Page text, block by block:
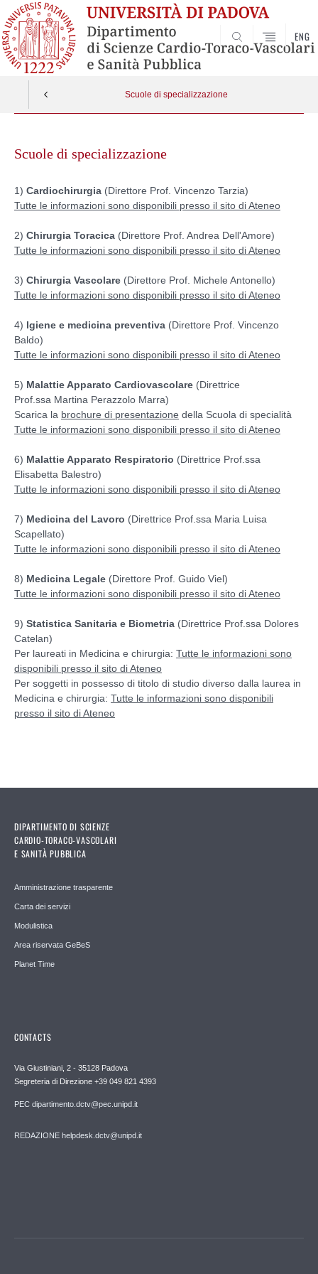
SEARCH
ENG
Scuole di specializzazione
contentScuole di specializzazione
1) Cardiochirurgia (Direttore Prof. Vincenzo Tarzia)
Tutte le informazioni sono disponibili presso il sito di Ateneo
2) Chirurgia Toracica (Direttore Prof. Andrea Dell'Amore)
Tutte le informazioni sono disponibili presso il sito di Ateneo
3) Chirurgia Vascolare (Direttore Prof. Michele Antonello)
Tutte le informazioni sono disponibili presso il sito di Ateneo
4) Igiene e medicina preventiva (Direttore Prof. Vincenzo
Baldo)
Tutte le informazioni sono disponibili presso il sito di Ateneo
5) Malattie Apparato Cardiovascolare (Direttrice
Prof.ssa Martina Perazzolo Marra)
Scarica la brochure di presentazione della Scuola di specialità
Tutte le informazioni sono disponibili presso il sito di Ateneo
6) Malattie Apparato Respiratorio (Direttrice Prof.ssa
Elisabetta Balestro)
Tutte le informazioni sono disponibili presso il sito di Ateneo
7) Medicina del Lavoro (Direttrice Prof.ssa Maria Luisa
Scapellato)
Tutte le informazioni sono disponibili presso il sito di Ateneo
8) Medicina Legale (Direttore Prof. Guido Viel)
Tutte le informazioni sono disponibili presso il sito di Ateneo
9) Statistica Sanitaria e Biometria (Direttrice Prof.ssa Dolores
Catelan)
Per laureati in Medicina e chirurgia: Tutte le informazioni sono
disponibili presso il sito di Ateneo
Per soggetti in possesso di titolo di studio diverso dalla laurea in
Medicina e chirurgia: Tutte le informazioni sono disponibili
presso il sito di Ateneo
DIPARTIMENTO DI SCIENZE
CARDIO-TORACO-VASCOLARI
E SANITÀ PUBBLICA
Amministrazione trasparente
Carta dei servizi
Modulistica
Area riservata GeBeS
Planet Time
CONTACTS
Via Giustiniani, 2 - 35128 Padova
Segreteria di Direzione +39 049 821 4393
PEC dipartimento.dctv@pec.unipd.it
REDAZIONE helpdesk.dctv@unipd.it